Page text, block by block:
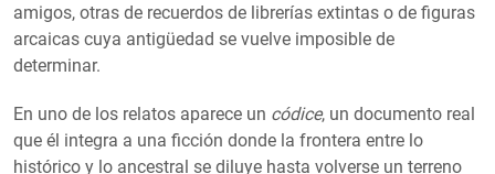
amigos, otras de recuerdos de librerías extintas o de figuras
arcaicas cuya antigüedad se vuelve imposible de
determinar.
En uno de los relatos aparece un códice, un documento real
que él integra a una ficción donde la frontera entre lo
histórico y lo ancestral se diluye hasta volverse un terreno